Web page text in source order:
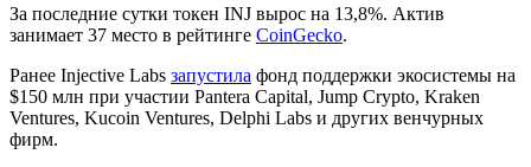
За последние сутки токен INJ вырос на 13,8%. Актив
занимает 37 место в рейтинге CoinGecko.
Ранее Injective Labs запустила фонд поддержки экосистемы на
$150 млн при участии Pantera Capital, Jump Crypto, Kraken
Ventures, Kucoin Ventures, Delphi Labs и других венчурных
фирм.